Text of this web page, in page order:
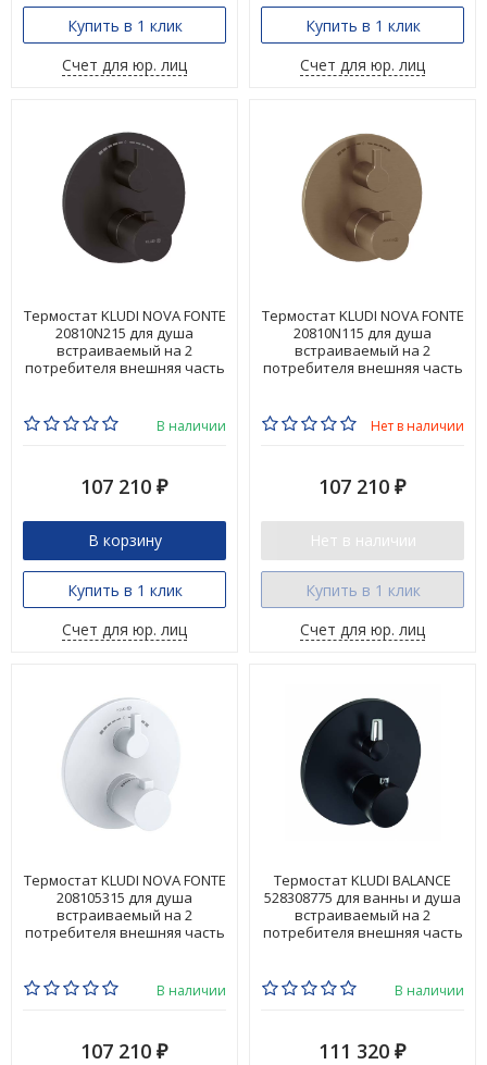
Купить в 1 клик
Счет для юр. лиц
Купить в 1 клик
Счет для юр. лиц
Термостат KLUDI NOVA FONTE
20810N215 для душа
встраиваемый на 2
потребителя внешняя часть
В наличии
107 210 ₽
В корзину
Купить в 1 клик
Счет для юр. лиц
Термостат KLUDI NOVA FONTE
20810N115 для душа
встраиваемый на 2
потребителя внешняя часть
Нет в наличии
107 210 ₽
Нет в наличии
Купить в 1 клик
Счет для юр. лиц
Термостат KLUDI NOVA FONTE
208105315 для душа
встраиваемый на 2
потребителя внешняя часть
В наличии
107 210 ₽
Термостат KLUDI BALANCE
528308775 для ванны и душа
встраиваемый на 2
потребителя внешняя часть
В наличии
111 320 ₽